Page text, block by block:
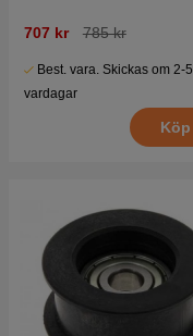
707 kr 785 kr
Best. vara. Skickas om 2-5
vardagar
Köp